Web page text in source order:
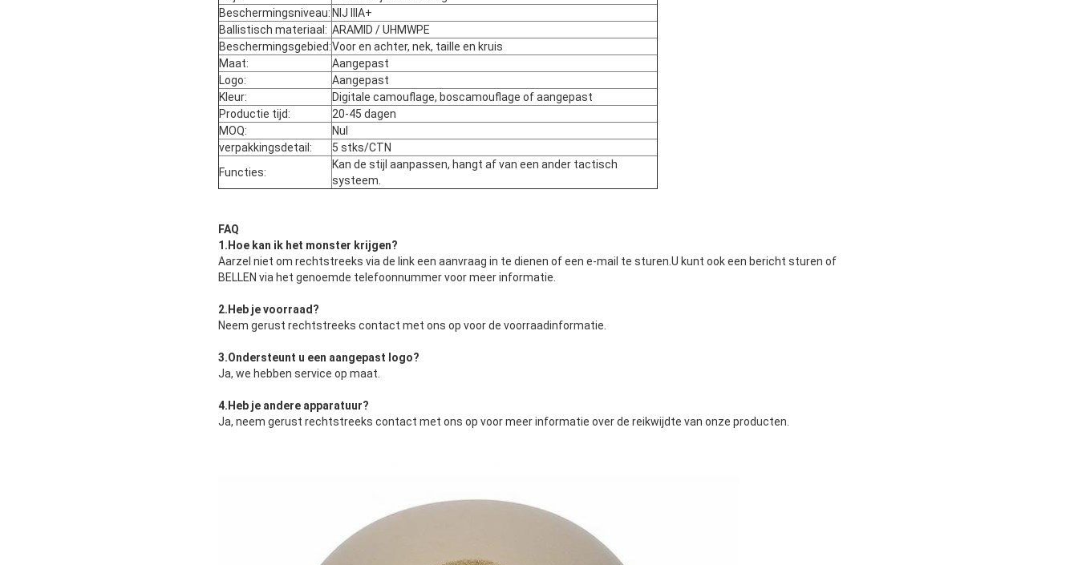
Beschermingsniveau: NIJ IIIA+
Ballistisch materiaal: ARAMID / UHMWPE
Beschermingsgebied:Voor en achter, nek, taille en kruis
Maat:
Aangepast
Logo:
Aangepast
Kleur:
Digitale camouflage, boscamouflage of aangepast
Productie tijd:
20-45 dagen
MOQ:
Nul
verpakkingsdetail:
5 stks/CTN
Functies:
Kan de stijl aanpassen, hangt af van een ander tactisch
systeem.
FAQ
1. Hoe kan ik het monster krijgen?
Aarzel niet om rechtstreeks via de link een aanvraag in te dienen of een e-mail te sturen.U kunt ook een bericht sturen of
BELLEN via het genoemde telefoonnummer voor meer informatie.
2. Heb je voorraad ?
Neem gerust rechtstreeks contact met ons op voor de voorraadinformatie.
3.Ondersteunt u een aangepast logo?
Ja, we hebben service op maat.
4. Heb je andere apparatuur?
Ja, neem gerust rechtstreeks contact met ons op voor meer informatie over de reikwijdte van onze producten.